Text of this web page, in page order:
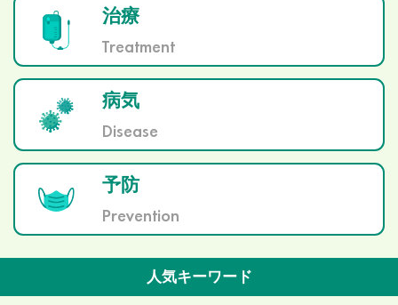
治療
Treatment
病気
Disease
予防
Prevention
人気キーワード